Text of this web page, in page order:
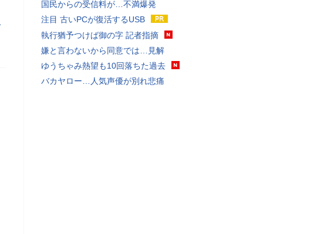
国民からの受信料が…不満爆発
注目 古いPCが復活するUSB
執行猶予つけば御の字 記者指摘
嫌と言わないから同意では…見解
ゆうちゃみ熱望も10回落ちた過去
バカヤロー…人気声優が別れ悲痛